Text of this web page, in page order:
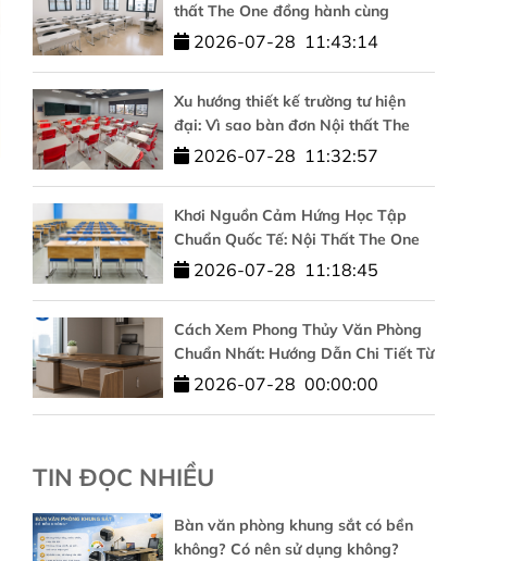
thất The One đồng hành cùng
Trường Đại học Công nghệ –
2026-07-28 11:43:14
Xu hướng thiết kế trường tư hiện
đại: Vì sao bàn đơn Nội thất The
One được tin dùng?
2026-07-28 11:32:57
Khơi Nguồn Cảm Hứng Học Tập
Chuẩn Quốc Tế: Nội Thất The One
Đồng Hành Cùng HUFLIT
2026-07-28 11:18:45
Cách Xem Phong Thủy Văn Phòng
Chuẩn Nhất: Hướng Dẫn Chi Tiết Từ
A-Z2026-07-28 00:00:00
TIN ĐỌC NHIỀU
Bàn văn phòng khung sắt có bền
không? Có nên sử dụng không?